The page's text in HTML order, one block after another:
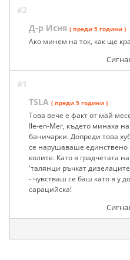
#2
Д-р Исня ( преди 5 години )
Ако минем на ток, как ще
#1
TSLA ( преди 5 години )
Това вече е факт от май
Ile-en-Mer, където минаха
баничарки. Допреди това
се нарушаваше единствено
колите. Като в градчетата
'талянци ръчкат
- чувстваш се баш като в у
сарацийска!